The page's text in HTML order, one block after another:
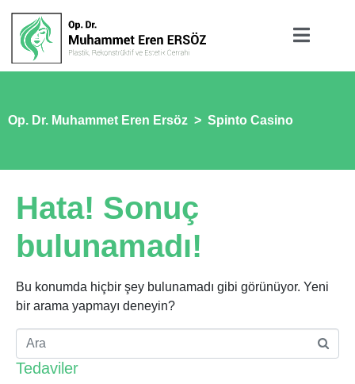
Op. Dr. Muhammet Eren Ersöz > Spinto Casino
Hata! Sonuç
bulunamadı!
Bu konumda hiçbir şey bulunamadı gibi görünüyor. Yeni
bir arama yapmayı deneyin?
Tedaviler